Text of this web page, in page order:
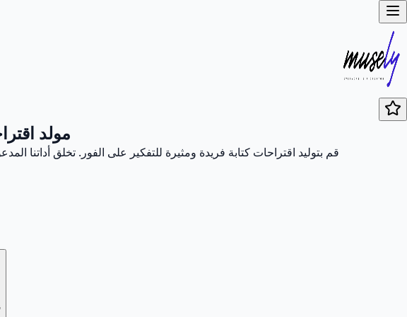
مولد
قم بتوليد اقتراحات كتابة فريدة ومثيرة للتفكير على الفور. تخلق أداتنا